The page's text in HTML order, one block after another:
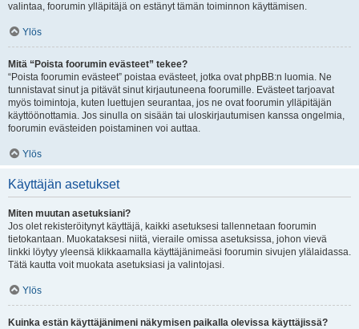
valintaa, foorumin ylläpitäjä on estänyt tämän toiminnon käyttämisen.
Ylös
Mitä “Poista foorumin evästeet” tekee?
“Poista foorumin evästeet” poistaa evästeet, jotka ovat phpBB:n luomia. Ne
tunnistavat sinut ja pitävät sinut kirjautuneena foorumille. Evästeet tarjoavat
myös toimintoja, kuten luettujen seurantaa, jos ne ovat foorumin ylläpitäjän
käyttöönottamia. Jos sinulla on sisään tai uloskirjautumisen kanssa ongelmia,
foorumin evästeiden poistaminen voi auttaa.
Ylös
Käyttäjän asetukset
Miten muutan asetuksiani?
Jos olet rekisteröitynyt käyttäjä, kaikki asetuksesi tallennetaan foorumin
tietokantaan. Muokataksesi niitä, vieraile omissa asetuksissa, johon vievä
linkki löytyy yleensä klikkaamalla käyttäjänimeäsi foorumin sivujen ylälaidassa.
Tätä kautta voit muokata asetuksiasi ja valintojasi.
Ylös
Kuinka estän käyttäjänimeni näkymisen paikalla olevissa käyttäjissä?